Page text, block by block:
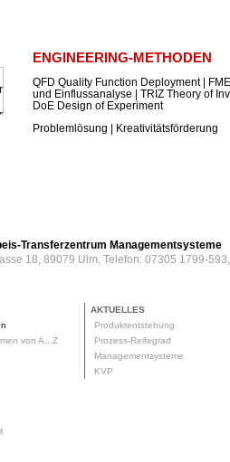
ENGINEERING-METHODEN
QFD Quality Function Deployment |
und Einflussanalyse | TRIZ Theory of
DoE Design of Experiment
Problemlösung | Kreativitätsförderung
Transferzentrum Managementsysteme
18, 89079 Ulm, Telefon: 07305 1799-
von A...Z
AKTUELLES
Produktentstehung
Prozess-Reifegrad
Managementsysteme
KVP